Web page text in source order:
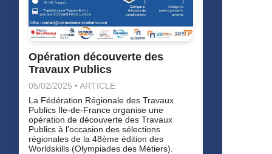
Opération découverte des
Travaux Publics
05/02/2025 • ARTICLE
La Fédération Régionale des Travaux
Publics Ile-de-France organise une
opération de découverte des Travaux
Publics à l’occasion des sélections
régionales de la 48ème édition des
Worldskills (Olympiades des Métiers).